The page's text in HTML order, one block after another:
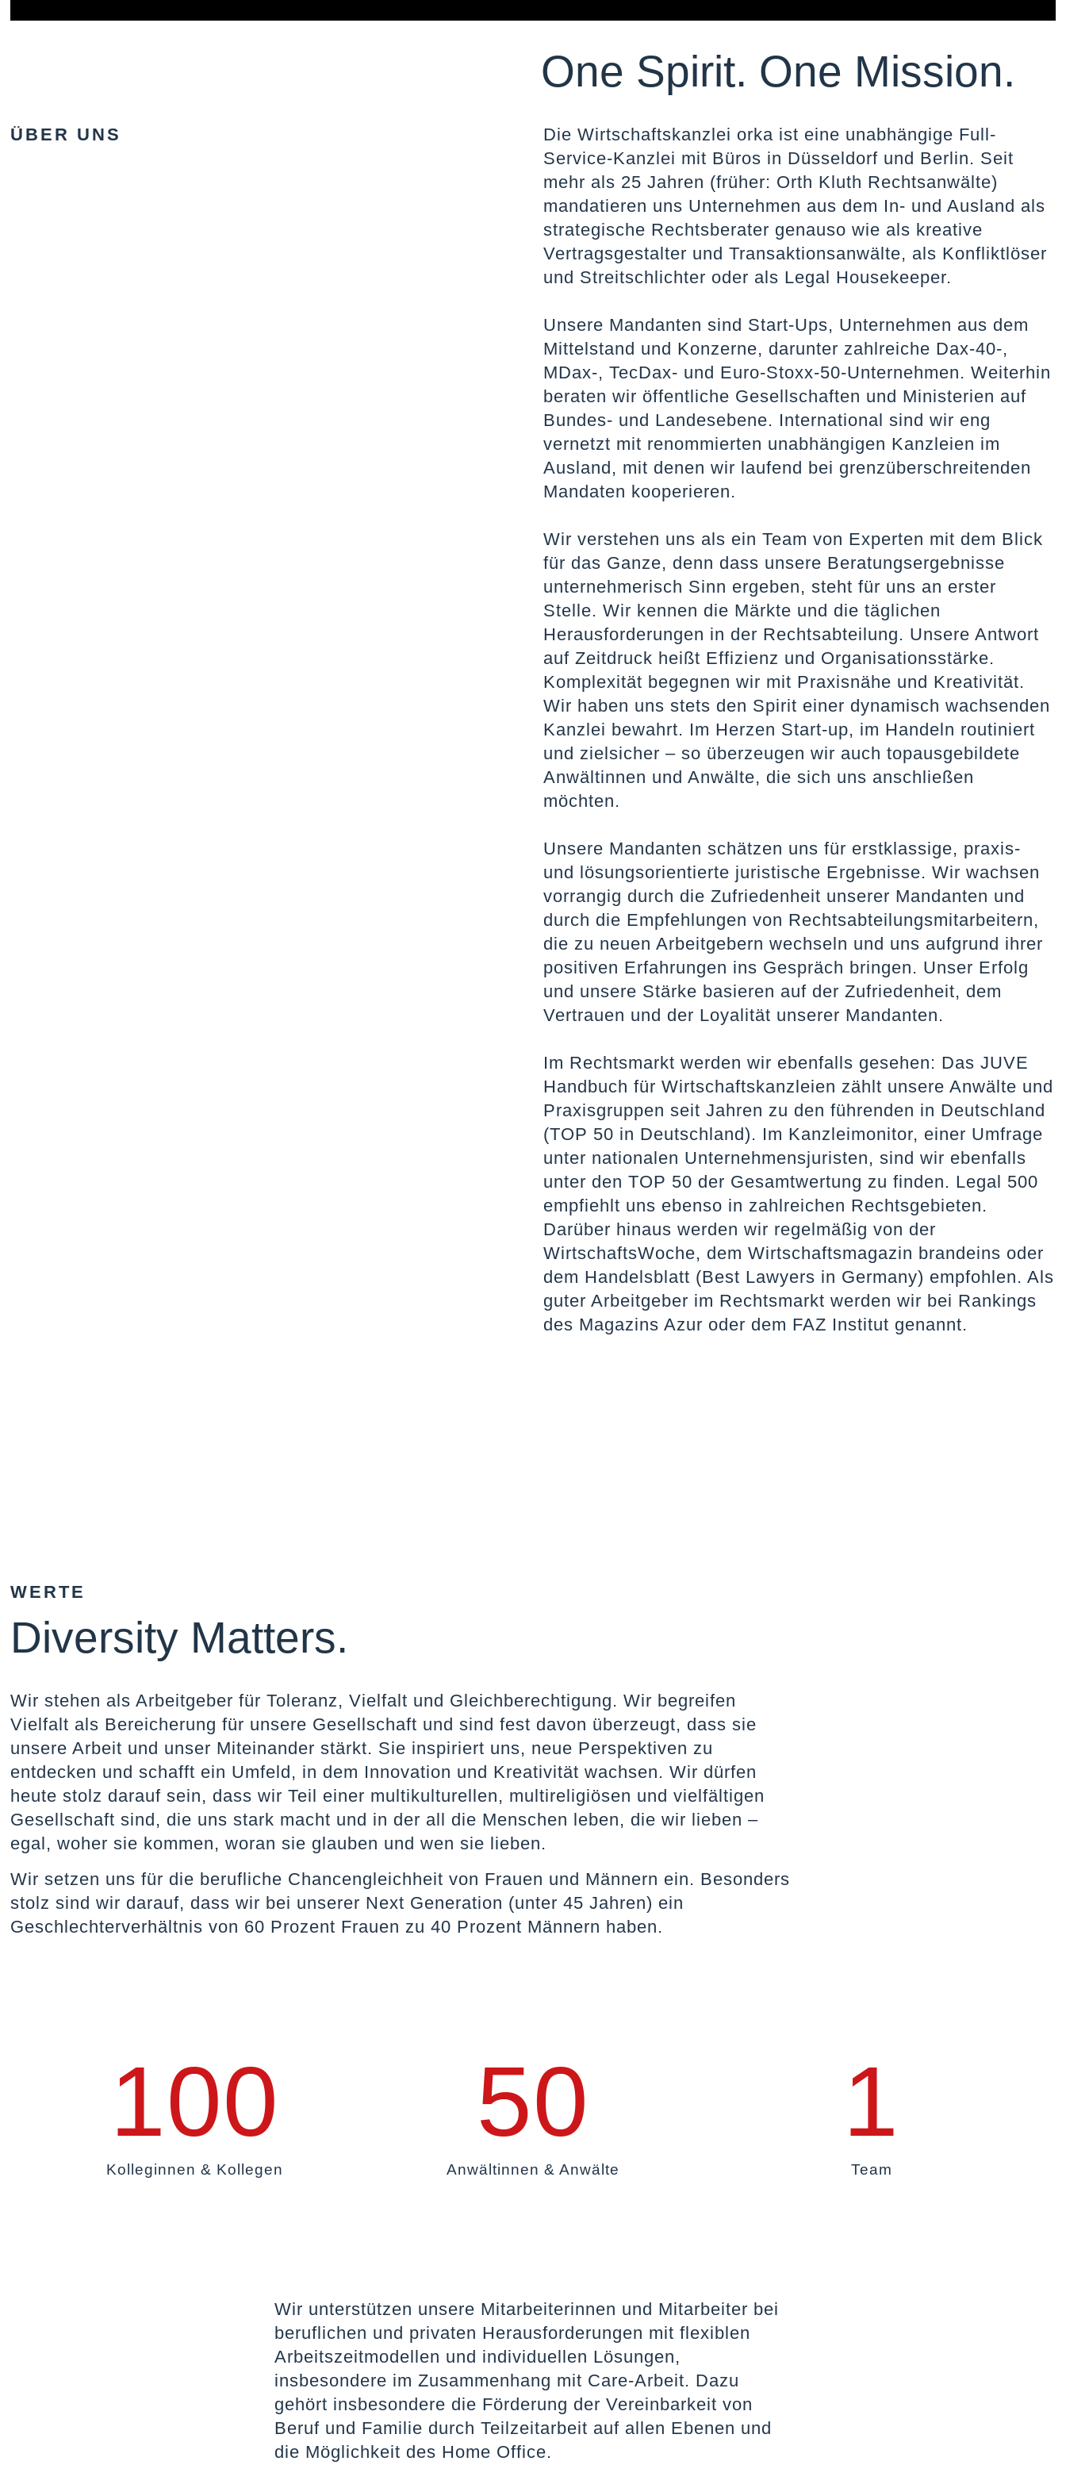
One Spirit. One Mission.
ÜBER UNS
Die Wirtschaftskanzlei orka ist eine unabhängige Full-
Service-Kanzlei mit Büros in Düsseldorf und Berlin. Seit
mehr als 25 Jahren (früher: Orth Kluth Rechtsanwälte)
mandatieren uns Unternehmen aus dem In- und Ausland als
strategische Rechtsberater genauso wie als kreative
Vertragsgestalter und Transaktionsanwälte, als Konfliktlöser
und Streitschlichter oder als Legal Housekeeper.
Unsere Mandanten sind Start-Ups, Unternehmen aus dem
Mittelstand und Konzerne, darunter zahlreiche Dax-40-,
MDax-, TecDax- und Euro-Stoxx-50-Unternehmen. Weiterhin
beraten wir öffentliche Gesellschaften und Ministerien auf
Bundes- und Landesebene. International sind wir eng
vernetzt mit renommierten unabhängigen Kanzleien im
Ausland, mit denen wir laufend bei grenzüberschreitenden
Mandaten kooperieren.
Wir verstehen uns als ein Team von Experten mit dem Blick
für das Ganze, denn dass unsere Beratungsergebnisse
unternehmerisch Sinn ergeben, steht für uns an erster
Stelle. Wir kennen die Märkte und die täglichen
Herausforderungen in der Rechtsabteilung. Unsere Antwort
auf Zeitdruck heißt Effizienz und Organisationsstärke.
Komplexität begegnen wir mit Praxisnähe und Kreativität.
Wir haben uns stets den Spirit einer dynamisch wachsenden
Kanzlei bewahrt. Im Herzen Start-up, im Handeln routiniert
und zielsicher – so überzeugen wir auch topausgebildete
Anwältinnen und Anwälte, die sich uns anschließen
möchten.
Unsere Mandanten schätzen uns für erstklassige, praxis-
und lösungsorientierte juristische Ergebnisse. Wir wachsen
vorrangig durch die Zufriedenheit unserer Mandanten und
durch die Empfehlungen von Rechtsabteilungsmitarbeitern,
die zu neuen Arbeitgebern wechseln und uns aufgrund ihrer
positiven Erfahrungen ins Gespräch bringen. Unser Erfolg
und unsere Stärke basieren auf der Zufriedenheit, dem
Vertrauen und der Loyalität unserer Mandanten.
Im Rechtsmarkt werden wir ebenfalls gesehen: Das JUVE
Handbuch für Wirtschaftskanzleien zählt unsere Anwälte und
Praxisgruppen seit Jahren zu den führenden in Deutschland
(TOP 50 in Deutschland). Im Kanzleimonitor, einer Umfrage
unter nationalen Unternehmensjuristen, sind wir ebenfalls
unter den TOP 50 der Gesamtwertung zu finden. Legal 500
empfiehlt uns ebenso in zahlreichen Rechtsgebieten.
Darüber hinaus werden wir regelmäßig von der
WirtschaftsWoche, dem Wirtschaftsmagazin brandeins oder
dem Handelsblatt (Best Lawyers in Germany) empfohlen. Als
guter Arbeitgeber im Rechtsmarkt werden wir bei Rankings
des Magazins Azur oder dem FAZ Institut genannt.
WERTE
Diversity Matters.
Wir stehen als Arbeitgeber für Toleranz, Vielfalt und Gleichberechtigung. Wir begreifen
Vielfalt als Bereicherung für unsere Gesellschaft und sind fest davon überzeugt, dass sie
unsere Arbeit und unser Miteinander stärkt. Sie inspiriert uns, neue Perspektiven zu
entdecken und schafft ein Umfeld, in dem Innovation und Kreativität wachsen. Wir dürfen
heute stolz darauf sein, dass wir Teil einer multikulturellen, multireligiösen und vielfältigen
Gesellschaft sind, die uns stark macht und in der all die Menschen leben, die wir lieben –
egal, woher sie kommen, woran sie glauben und wen sie lieben.
Wir setzen uns für die berufliche Chancengleichheit von Frauen und Männern ein. Besonders
stolz sind wir darauf, dass wir bei unserer Next Generation (unter 45 Jahren) ein
Geschlechterverhältnis von 60 Prozent Frauen zu 40 Prozent Männern haben.
Kolleginnen & Kollegen
100
Anwältinnen & Anwälte
50
Team
1
Wir unterstützen unsere Mitarbeiterinnen und Mitarbeiter bei
beruflichen und privaten Herausforderungen mit flexiblen
Arbeitszeitmodellen und individuellen Lösungen,
insbesondere im Zusammenhang mit Care-Arbeit. Dazu
gehört insbesondere die Förderung der Vereinbarkeit von
Beruf und Familie durch Teilzeitarbeit auf allen Ebenen und
die Möglichkeit des Home Office.